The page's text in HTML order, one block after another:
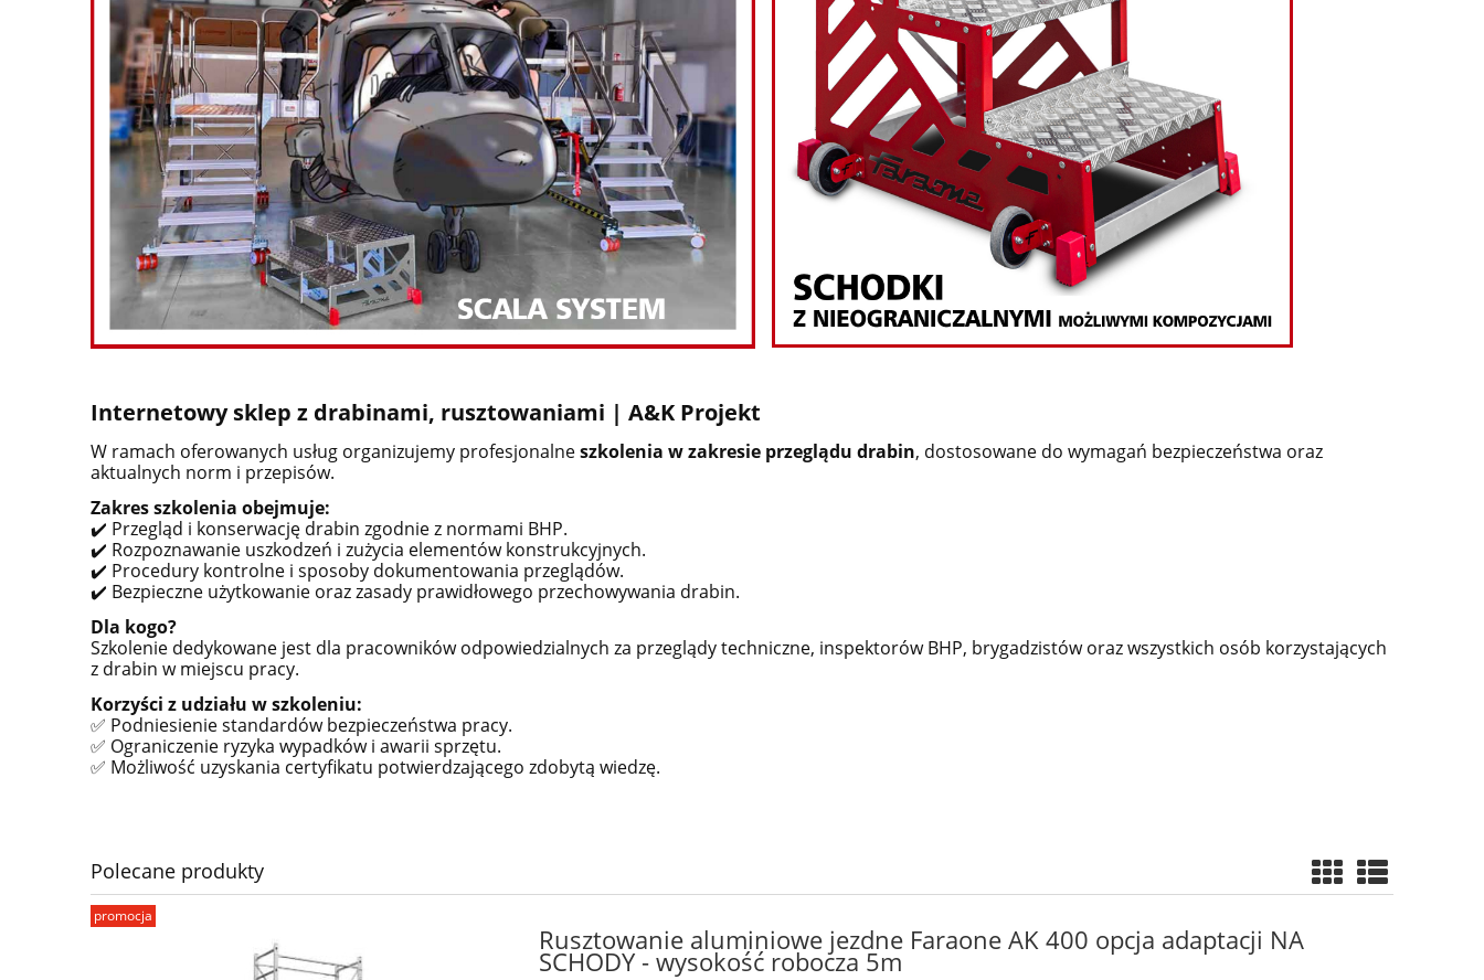
Internetowy sklep z drabinami, rusztowaniami | A&K Projekt
W ramach oferowanych usług organizujemy profesjonalneszkolenia w zakresie przeglądu drabin, dostosowane do wymagań bezpieczeństwa oraz
aktualnych norm i przepisów.
Zakres szkolenia obejmuje:
✔️ Przegląd i konserwację drabin zgodnie z normami BHP.
✔️ Rozpoznawanie uszkodzeń i zużycia elementów konstrukcyjnych.
✔️ Procedury kontrolne i sposoby dokumentowania przeglądów.
✔️ Bezpieczne użytkowanie oraz zasady prawidłowego przechowywania drabin.
Dla kogo?
Szkolenie dedykowane jest dla pracowników odpowiedzialnych za przeglądy techniczne, inspektorów BHP, brygadzistów oraz wszystkich osób korzystających
z drabin w miejscu pracy.
Korzyści z udziału w szkoleniu:
✅ Podniesienie standardów bezpieczeństwa pracy.
✅ Ograniczenie ryzyka wypadków i awarii sprzętu.
✅ Możliwość uzyskania certyfikatu potwierdzającego zdobytą wiedzę.
Polecane produkty
Rusztowanie aluminiowe jezdne Faraone AK 400 opcja adaptacji NA
SCHODY - wysokość robocza 5m
promocja